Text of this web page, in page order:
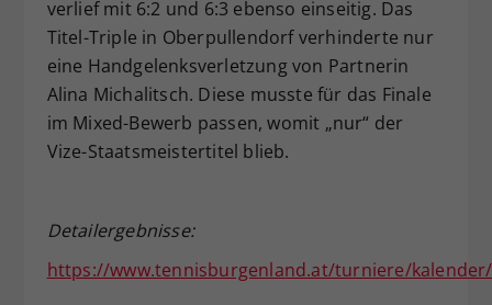
verlief mit 6:2 und 6:3 ebenso einseitig. Das
Titel-Triple in Oberpullendorf verhinderte nur
eine Handgelenksverletzung von Partnerin
Alina Michalitsch. Diese musste für das Finale
im Mixed-Bewerb passen, womit „nur“ der
Vize-Staatsmeistertitel blieb.
Detailergebnisse:
https://www.tennisburgenland.at/turniere/